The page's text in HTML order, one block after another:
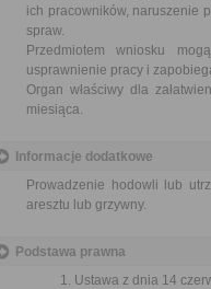
ich pracowników, naruszenie
spraw.
Przedmiotem wniosku
usprawnienie pracy i
Organ właściwy dla
miesiąca.
Informacje dodatkowe
Prowadzenie hodowli lub
aresztu lub grzywny.
Podstawa prawna
Ustawa z dnia 14